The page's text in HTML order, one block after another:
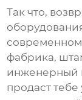
Так что,
фабрика,
инженерный
продаст